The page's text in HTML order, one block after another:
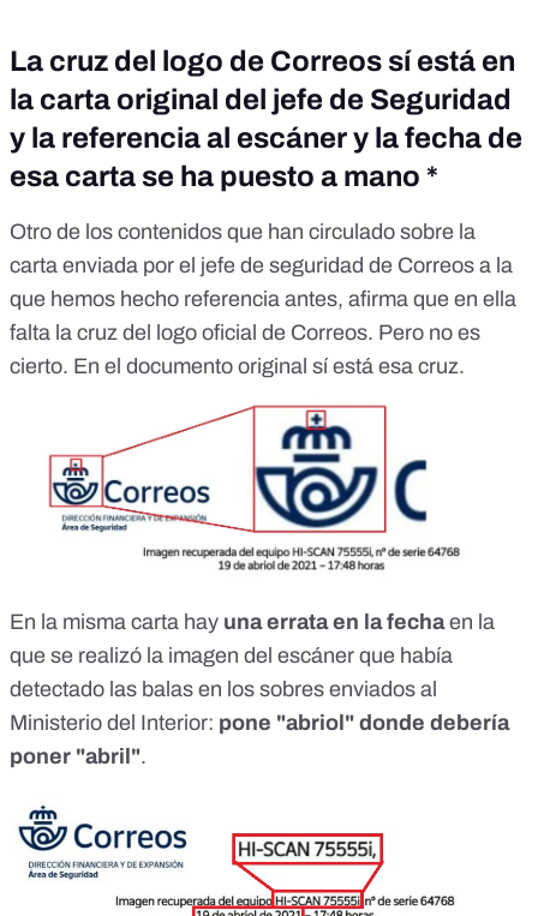
La cruz del logo de Correos sí está en
la carta original del jefe de Seguridad
y la referencia al escáner y la fecha de
esa carta se ha puesto a mano *
Otro de los contenidos que han circulado sobre la
carta enviada por el jefe de seguridad de Correos a la
que hemos hecho referencia antes, afirma que en ella
falta la cruz del logo oficial de Correos. Pero no es
cierto. En el documento original sí está esa cruz.
En la misma carta hay una errata en la fechaen la
que se realizó la imagen del escáner que había
detectado las balas en los sobres enviados al
Ministerio del Interior: pone "abriol" donde debería
poner "abril".